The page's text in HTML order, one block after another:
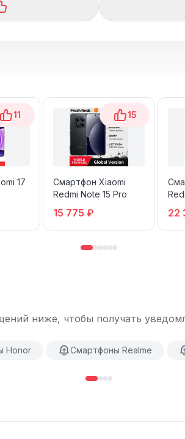
11
17
15
Смартфон Xiaomi
Redmi Note 15 Pro
15 775 ₽ 22
ниже, чтобы получать
Honor Смартфоны Realme